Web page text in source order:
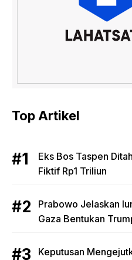
Top Artikel
Eks Bos Taspen
Fiktif Rp1 Triliun
Prabowo Jelaskan
Gaza Bentukan
Keputusan